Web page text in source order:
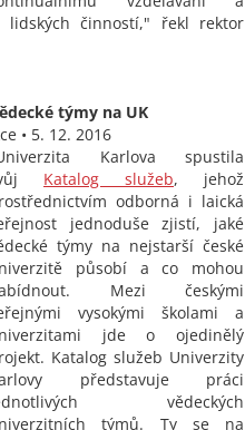
činností," řekl rektor
týmy na UK
• 5. 12. 2016
Karlova spustila
Katalog služeb, jehož
odborná i laická
jednoduše zjistí, jaké
týmy na nejstarší české
působí a co mohou
Mezi českými
vysokými školami a
jde o ojedinělý
Katalog služeb Univerzity
představuje práci
vědeckých
týmů. Ty se na